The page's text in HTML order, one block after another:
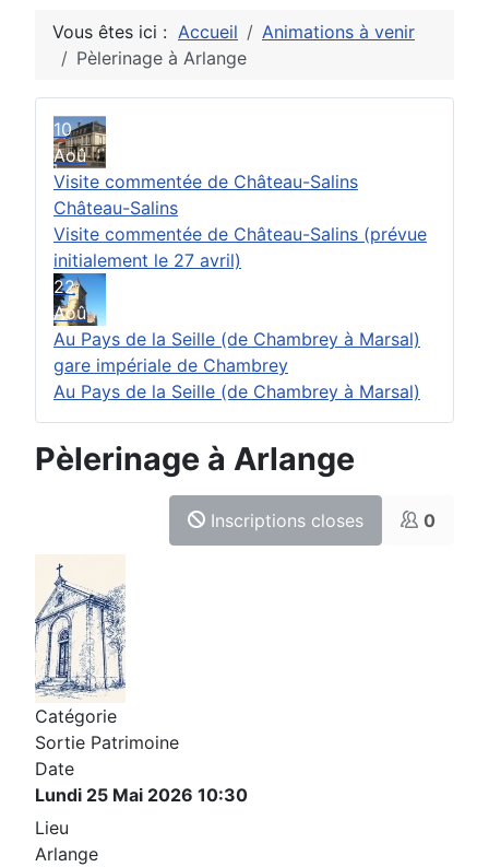
Vous êtes ici : Accueil
Animations à venir
Pèlerinage à Arlange
10
Aoû
Visite commentée de Château-Salins
Château-Salins
Visite commentée de Château-Salins (prévue
initialement le 27 avril)
22
Aoû
Au Pays de la Seille (de Chambrey à Marsal)
gare impériale de Chambrey
Au Pays de la Seille (de Chambrey à Marsal)
Pèlerinage à Arlange
Inscriptions closes 0
Catégorie
Sortie Patrimoine
Date
Lundi 25 Mai 2026 10:30
Lieu
Arlange